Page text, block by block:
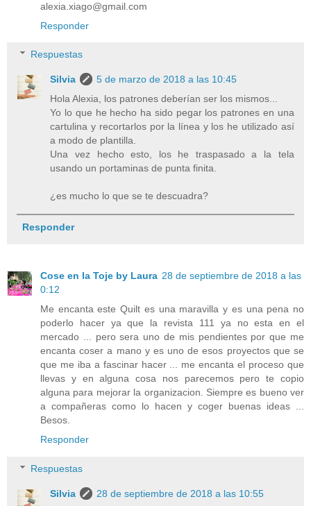
alexia.xiago@gmail.com
Responder
Respuestas
Silvia
5 de marzo de 2018 a las 10:45
Hola Alexia, los patrones deberían ser los mismos...
Yo lo que he hecho ha sido pegar los patrones en una
cartulina y recortarlos por la línea y los he utilizado así
a modo de plantilla.
Una vez hecho esto, los he traspasado a la tela
usando un portaminas de punta finita.
¿es mucho lo que se te descuadra?
Responder
Cose en la Toje by Laura 28 de septiembre de 2018 a las
0:12
Me encanta este Quilt es una maravilla y es una pena no
poderlo hacer ya que la revista 111 ya no esta en el
mercado ... pero sera uno de mis pendientes por que me
encanta coser a mano y es uno de esos proyectos que se
que me iba a fascinar hacer ... me encanta el proceso que
llevas y en alguna cosa nos parecemos pero te copio
alguna para mejorar la organizacion. Siempre es bueno ver
a compañeras como lo hacen y coger buenas ideas ...
Besos.
Responder
Respuestas
Silvia
28 de septiembre de 2018 a las 10:55